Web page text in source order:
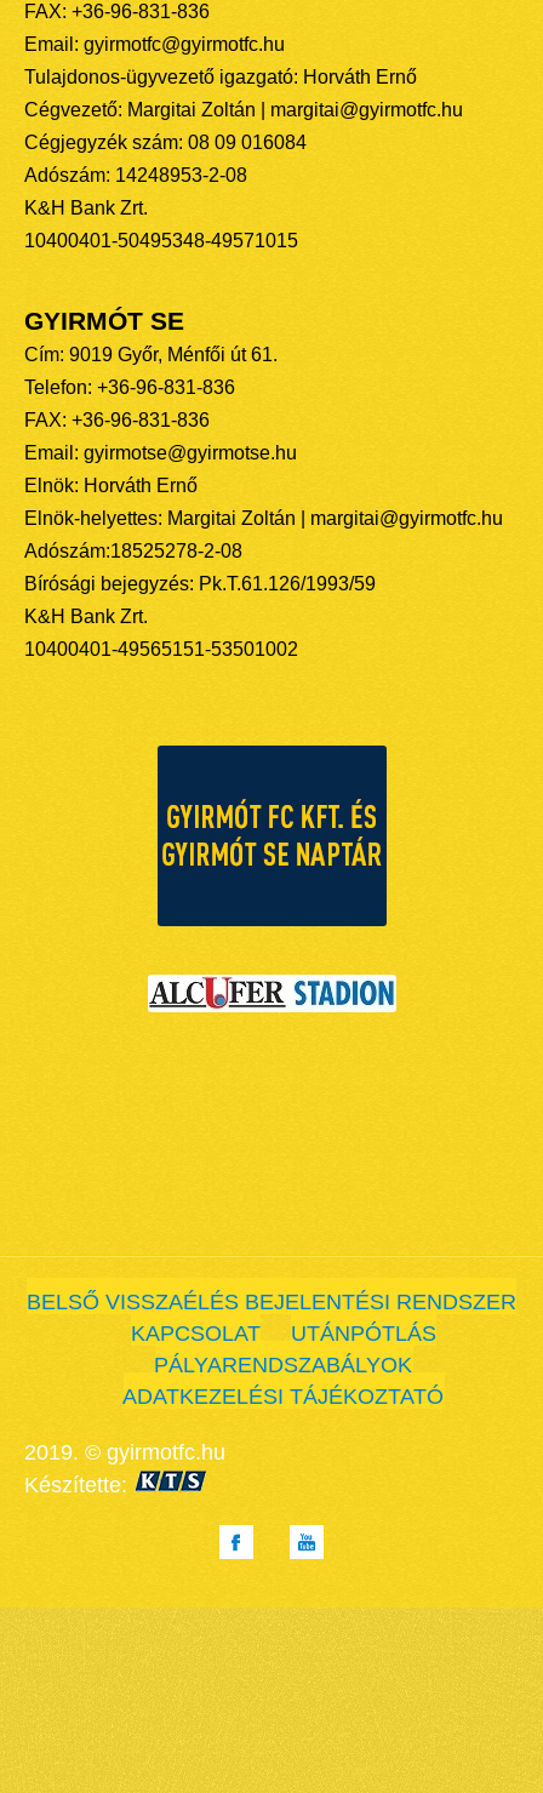
FAX: +36-96-831-836
Email: gyirmotfc@gyirmotfc.hu
Tulajdonos-ügyvezető igazgató: Horváth Ernő
Cégvezető: Margitai Zoltán | margitai@gyirmotfc.hu
Cégjegyzék szám: 08 09 016084
Adószám: 14248953-2-08
K&H Bank Zrt.
10400401-50495348-49571015
GYIRMÓT SE
Cím: 9019 Győr, Ménfői út 61.
Telefon: +36-96-831-836
FAX: +36-96-831-836
Email: gyirmotse@gyirmotse.hu
Elnök: Horváth Ernő
Elnök-helyettes: Margitai Zoltán | margitai@gyirmotfc.hu
Adószám:18525278-2-08
Bírósági bejegyzés: Pk.T.61.126/1993/59
K&H Bank Zrt.
10400401-49565151-53501002
BELSŐ VISSZAÉLÉS BEJELENTÉSI RENDSZER
KAPCSOLAT
UTÁNPÓTLÁS
PÁLYARENDSZABÁLYOK
ADATKEZELÉSI TÁJÉKOZTATÓ
2019. © gyirmotfc.hu
Készítette: